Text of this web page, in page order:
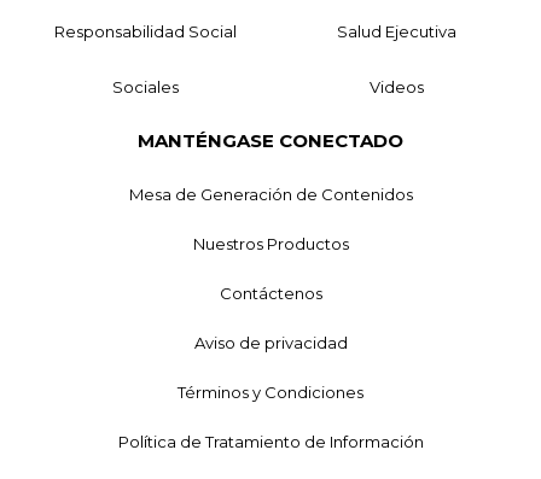
Responsabilidad Social Salud Ejecutiva
Sociales Videos
MANTÉNGASE CONECTADO
Mesa de Generación de Contenidos
Nuestros Productos
Contáctenos
Aviso de privacidad
Términos y Condiciones
Política de Tratamiento de Información